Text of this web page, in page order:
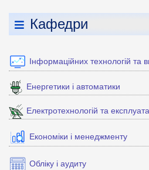
Кафедри
Інформаційних технологій та
Енергетики і автоматики
Електротехнологій та
Економіки і менеджменту
Обліку і аудиту